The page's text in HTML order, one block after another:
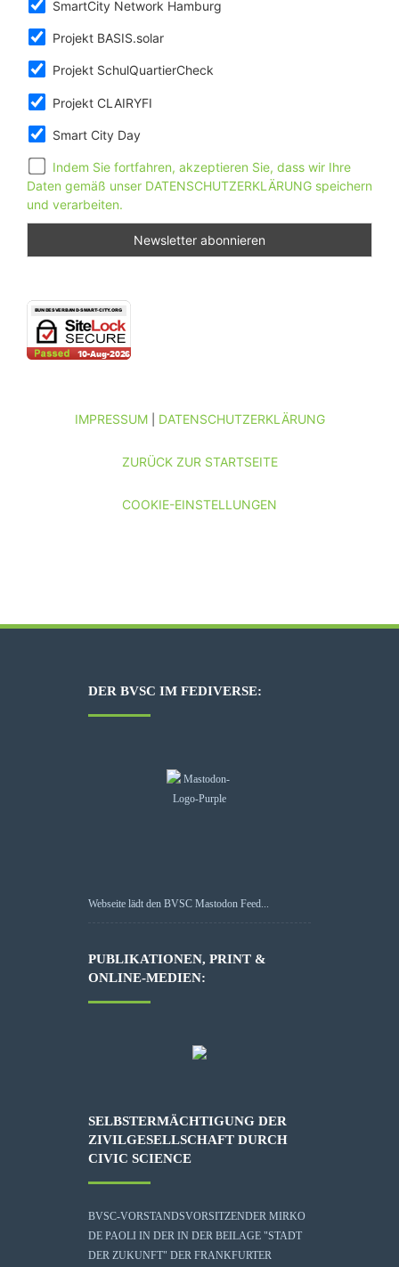
SmartCity Network Hamburg
Projekt BASIS.solar
Projekt SchulQuartierCheck
Projekt CLAIRYFI
Smart City Day
Indem Sie fortfahren, akzeptieren Sie, dass wir Ihre
Daten gemäß unser DATENSCHUTZERKLÄRUNG speichern
und verarbeiten.
IMPRESSUM| DATENSCHUTZERKLÄRUNG
ZURÜCK ZUR STARTSEITE
COOKIE-EINSTELLUNGEN
DER BVSC IM FEDIVERSE:
Webseite lädt den BVSC Mastodon Feed...
PUBLIKATIONEN, PRINT &
ONLINE-MEDIEN:
SELBSTERMÄCHTIGUNG DER
ZIVILGESELLSCHAFT DURCH
CIVIC SCIENCE
BVSC-VORSTANDSVORSITZENDER MIRKO
DE PAOLI IN DER IN DER BEILAGE "STADT
DER ZUKUNFT" DER FRANKFURTER